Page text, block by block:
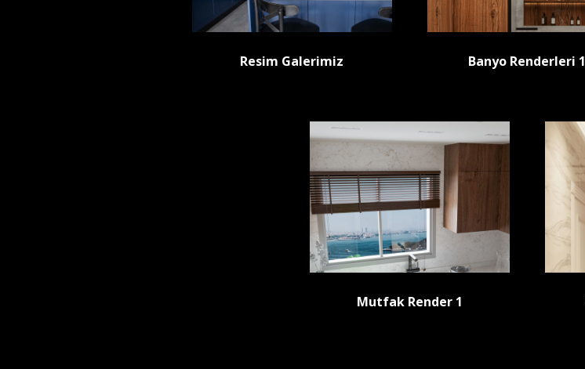
Resim Galerimiz Banyo Renderleri 1
Mutfak Render 1